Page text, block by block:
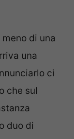
di una
una
ci
che sul
duo di